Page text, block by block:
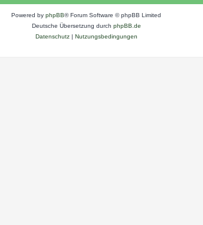
Powered by phpBB® Forum Software © phpBB Limited
Deutsche Übersetzung durch phpBB.de
Datenschutz| Nutzungsbedingungen